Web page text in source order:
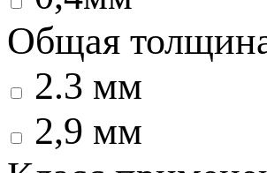
Общая
2.3 мм
2,9 мм